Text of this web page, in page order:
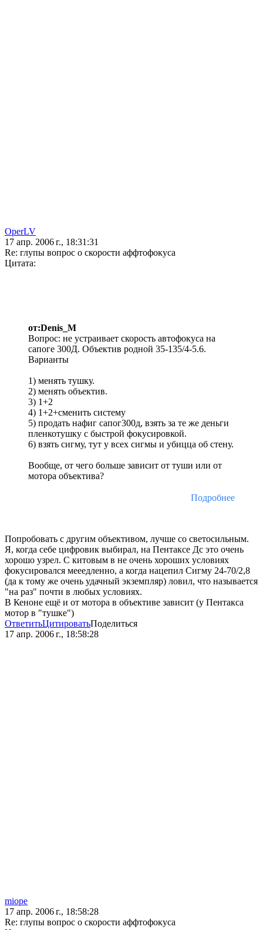
OperLV
17 апр. 2006 г., 18:31:31
Re: глупы вопрос о скорости аффтофокуса
Цитата:
от:Denis_M
Вопрос: не устраивает скорость автофокуса на
сапоге 300Д. Объектив родной 35-135/4-5.6.
Варианты
1) менять тушку.
2) менять объектив.
3) 1+2
4) 1+2+сменить систему
5) продать нафиг сапог300д, взять за те же деньги
пленкотушку с быстрой фокусировкой.
6) взять сигму, тут у всех сигмы и убицца об стену.
Вообще, от чего больше зависит от туши или от
мотора объектива?
Подробнее
Попробовать с другим объективом, лучше со светосильным.
Я, когда себе цифровик выбирал, на Пентаксе Дс это очень
хорошо узрел. С китовым в не очень хороших условиях
фокусировался мееедленно, а когда нацепил Сигму 24-70/2,8
(да к тому же очень удачный экземпляр) ловил, что называется
"на раз" почти в любых условиях.
В Кеноне ещё и от мотора в объективе зависит (у Пентакса
мотор в "тушке")
ОтветитьЦитироватьПоделиться
17 апр. 2006 г., 18:58:28
miope
17 апр. 2006 г., 18:58:28
Re: глупы вопрос о скорости аффтофокуса